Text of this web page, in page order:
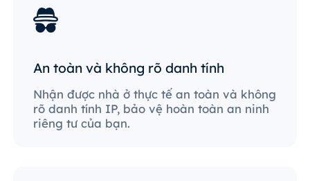
An toàn và không rõ danh tính
Nhận được nhà ở thực tế an toàn và không
rõ danh tính IP, bảo vệ hoàn toàn an ninh
riêng tư của bạn.